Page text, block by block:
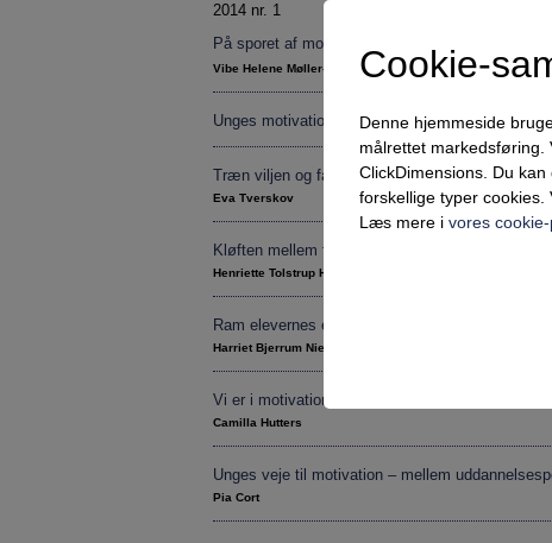
2014 nr. 1
På sporet af motivationen
Vibe Helene Møller-Jensen
Unges motivation i forandring
Træn viljen og få lyst til at ville
Eva Tverskov
Kløften mellem forventninger og erfaringer
Henriette Tolstrup Holmegaard
Ram elevernes energi – om koblingen mellem
Harriet Bjerrum Nielsen
Vi er i motivationskrise
Camilla Hutters
Unges veje til motivation – mellem
Pia Cort
Cookie-
Denne hjemmeside
målrettet markedsføring.
ClickDimensions. Du
forskellige typer
Læs mere i vores
Tekniske cookies er
Statistik
Statistik-cookies bruges